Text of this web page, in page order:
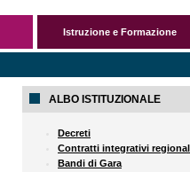
Istruzione e Formazione
ALBO ISTITUZIONALE
Decreti
Contratti integrativi
Bandi di Gara